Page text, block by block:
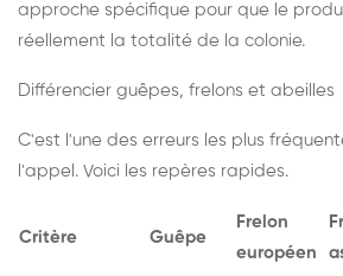
approche spécifique pour que le
réellement la totalité de la colonie.
Différencier guêpes, frelons et abeilles
C'est l'une des erreurs les plus
l'appel. Voici les repères rapides.
Critère Guêpe
Frelon
européen